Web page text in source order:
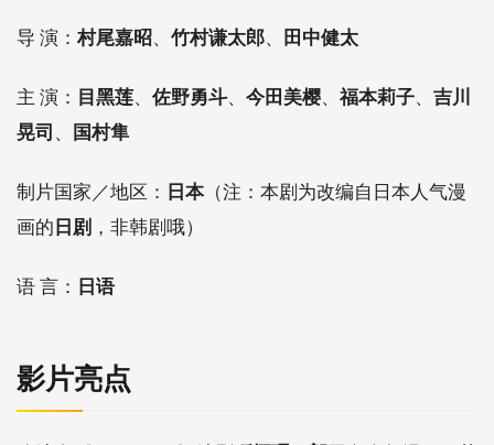
导 演：村尾嘉昭、 竹村谦太郎、 田中健太
主 演： 目黑莲、 佐野勇斗、 今田美樱、 福本莉子、 吉川
晃司、 国村隼
制片国家／地区： 日本（注：本剧为改编自日本人气漫
画的日剧 ，非韩剧哦）
语 言： 日语
影片亮点